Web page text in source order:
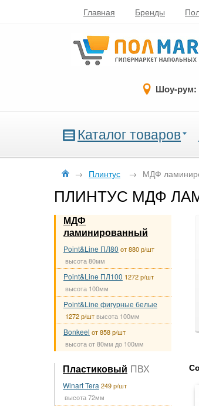
Главная Бренды
Шоу-рум:
Каталог товаров
→ Плинтус → МДФ
ПЛИНТУС МДФ
МДФ
ламинированный
Point&Line ПЛ80 от 880 р/шт
высота 80мм
Point&Line ПЛ100 1272 р/шт
высота 100мм
Point&Line фигурные белые
1272 р/штвысота 100мм
Bonkeel от 858 р/шт
высота от 80мм до 100мм
Пластиковый ПВХ
Winart Tera 249 р/шт
высота 72мм